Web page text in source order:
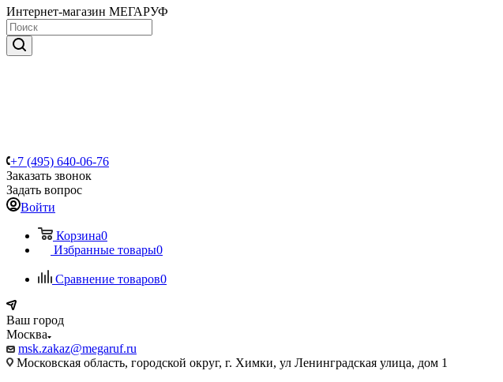
Интернет-магазин МЕГАРУФ
+7 (495) 640-06-76
Заказать звонок
Задать вопрос
Войти
Корзина0
Избранные товары0
Сравнение товаров0
Ваш город
Москва
msk.zakaz@megaruf.ru
Московская область, городской округ, г. Химки, ул Ленинградская улица, дом 1